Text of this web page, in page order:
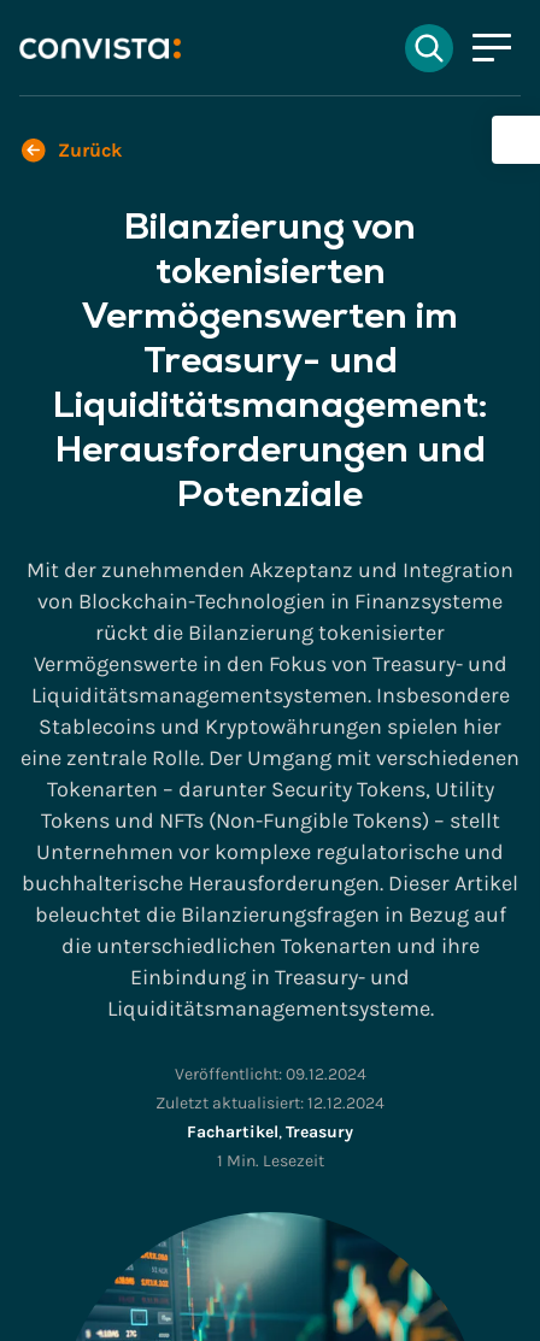
DE
Suchen
Zurück
Bilanzierung von
tokenisierten
Vermögenswerten im
Treasury- und
Liquiditätsmanagement:
Herausforderungen und
Potenziale
Mit der zunehmenden Akzeptanz und Integration
von Blockchain-Technologien in Finanzsysteme
rückt die Bilanzierung tokenisierter
Vermögenswerte in den Fokus von Treasury- und
Liquiditätsmanagementsystemen. Insbesondere
Stablecoins und Kryptowährungen spielen hier
eine zentrale Rolle. Der Umgang mit verschiedenen
Tokenarten – darunter Security Tokens, Utility
Tokens und NFTs (Non-Fungible Tokens) – stellt
Unternehmen vor komplexe regulatorische und
buchhalterische Herausforderungen. Dieser Artikel
beleuchtet die Bilanzierungsfragen in Bezug auf
die unterschiedlichen Tokenarten und ihre
Einbindung in Treasury- und
Liquiditätsmanagementsysteme.
Veröffentlicht:09.12.2024
Zuletzt aktualisiert:12.12.2024
Fachartikel,Treasury
1 Min. Lesezeit